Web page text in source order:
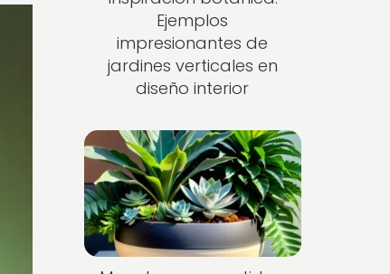
Ejemplos
impresionantes de
jardines verticales en
diseño interior